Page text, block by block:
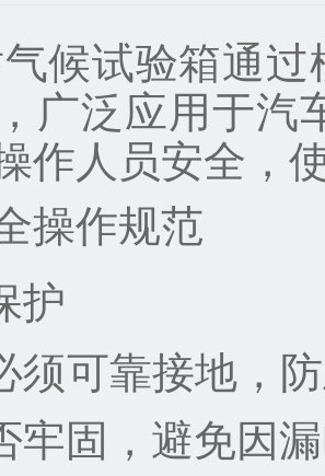
候试验箱通
广泛应用于汽
作人员安全，
操作规范
护
须可靠接地，
牢固，避免因